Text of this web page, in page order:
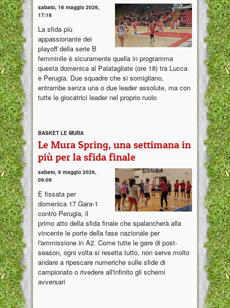
sabato, 16 maggio 2026,
17:18
La sfida più
appassionante dei
playoff della serie B
femminile è sicuramente quella in programma
questa domenica al Palatagliate (ore 18) tra Lucca
e Perugia. Due squadre che si somigliano,
entrambe senza una o due leader assolute, ma con
tutte le giocatrici leader nel proprio ruolo
BASKET LE MURA
Le Mura Spring, una settimana in
più per la sfida finale
sabato, 9 maggio 2026,
09:09
È fissata per
domenica 17 Gara-1
contro Perugia, il
primo atto della sfida finale che spalancherà alla
vincente le porte della fase nazionale per
l'ammissione in A2. Come tutte le gare di post-
season, ogni volta si resetta tutto, non serve molto
andare a ripescare numeriche sulle sfide di
campionato o rivedere all'infinito gli schemi
avversari